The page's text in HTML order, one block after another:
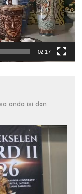
02:17
anda isi dan